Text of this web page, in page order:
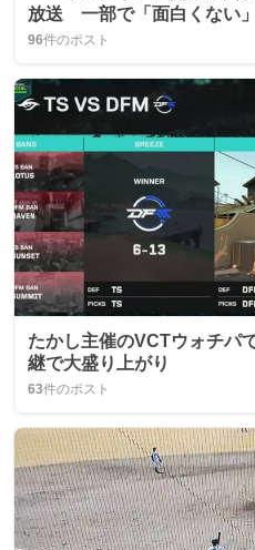
放送 一部で「面白くない
語られる
96件のポスト
たかし主催のVCTウォチパ
継で大盛り上がり
63件のポスト